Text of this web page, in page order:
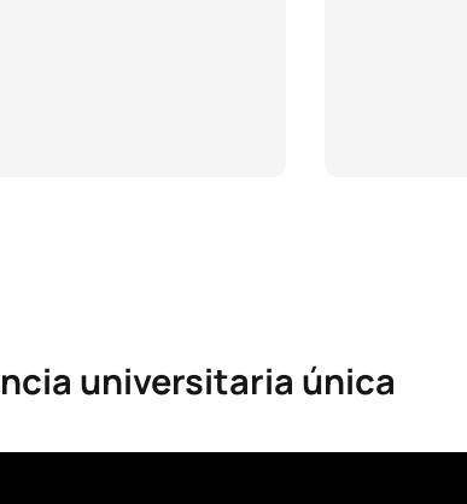
universitaria única